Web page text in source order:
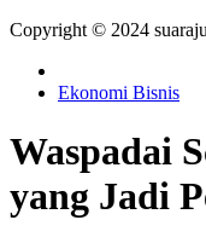
Copyright © 2024
Ekonomi Bisnis
Waspadai
yang Jadi